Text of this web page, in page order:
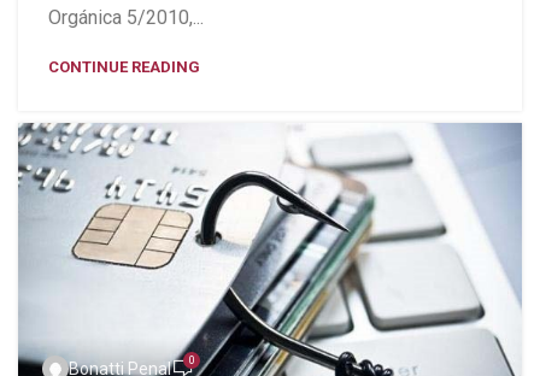
Orgánica 5/2010,...
CONTINUE READING
Bonatti Penal 0